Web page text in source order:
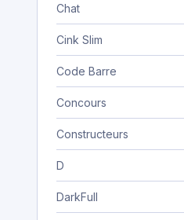
Chat
Cink Slim
Code Barre
Concours
Constructeurs
D
DarkFull